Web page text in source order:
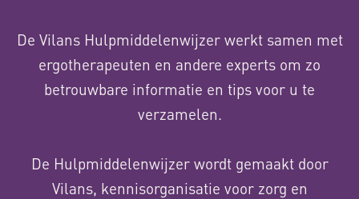
De Vilans Hulpmiddelenwijzer werkt samen met
ergotherapeuten en andere experts om zo
betrouwbare informatie en tips voor u te
verzamelen.
De Hulpmiddelenwijzer wordt gemaakt door
Vilans, kennisorganisatie voor zorg en